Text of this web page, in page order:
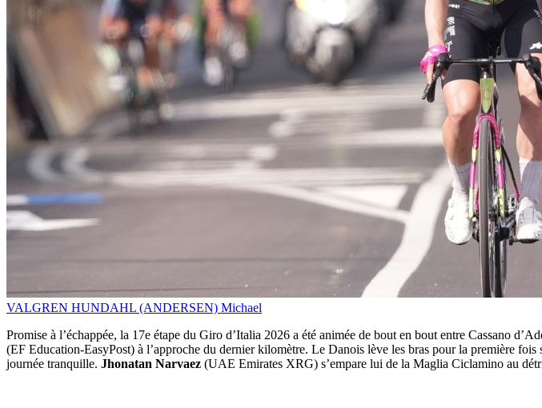
VALGREN HUNDAHL (ANDERSEN) Michael
Promise à l’échappée, la 17e étape du Giro d’Italia 2026 a été animée de bout en bout entre Cassano
(EF Education-EasyPost) à l’approche du dernier kilomètre. Le Danois lève les bras pour la première
journée tranquille. Jhonatan Narvaez (UAE Emirates XRG) s’empare lui de la Maglia Ciclamino au